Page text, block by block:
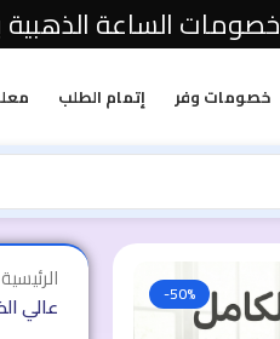
خصومات وفر إتمام الطلب
-50% الرئيسية
عالي
خصومات الساعة الذهبية